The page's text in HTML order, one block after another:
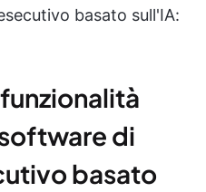
basato sull'IA:
di
basato